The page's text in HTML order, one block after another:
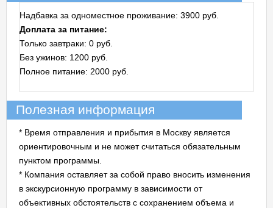
Надбавка за одноместное проживание: 3900 руб.
Доплата за питание:
Только завтраки: 0 руб.
Без ужинов: 1200 руб.
Полное питание: 2000 руб.
Полезная информация
* Время отправления и прибытия в Москву является
ориентировочным и не может считаться обязательным
пунктом программы.
* Компания оставляет за собой право вносить изменения
в экскурсионную программу в зависимости от
объективных обстоятельств с сохранением объема и